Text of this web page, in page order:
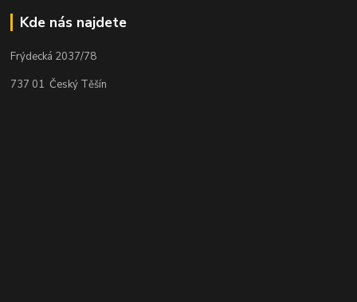
Kde nás najdete
Frýdecká 2037/78
737 01 Český Těšín